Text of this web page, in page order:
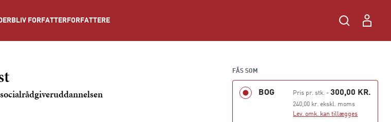
BLIV FORFATTER FORFATTERE
FÅS SOM
BOG Pris pr. stk. -300,00 KR.
240,00 kr. ekskl. moms
Lev. omk. kan tillægges